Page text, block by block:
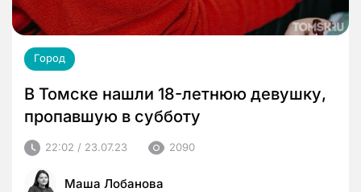
Город
В Томске нашли 18-летнюю девушку,
пропавшую в субботу
22:02 / 23.07.23 2090
Маша Лобанова